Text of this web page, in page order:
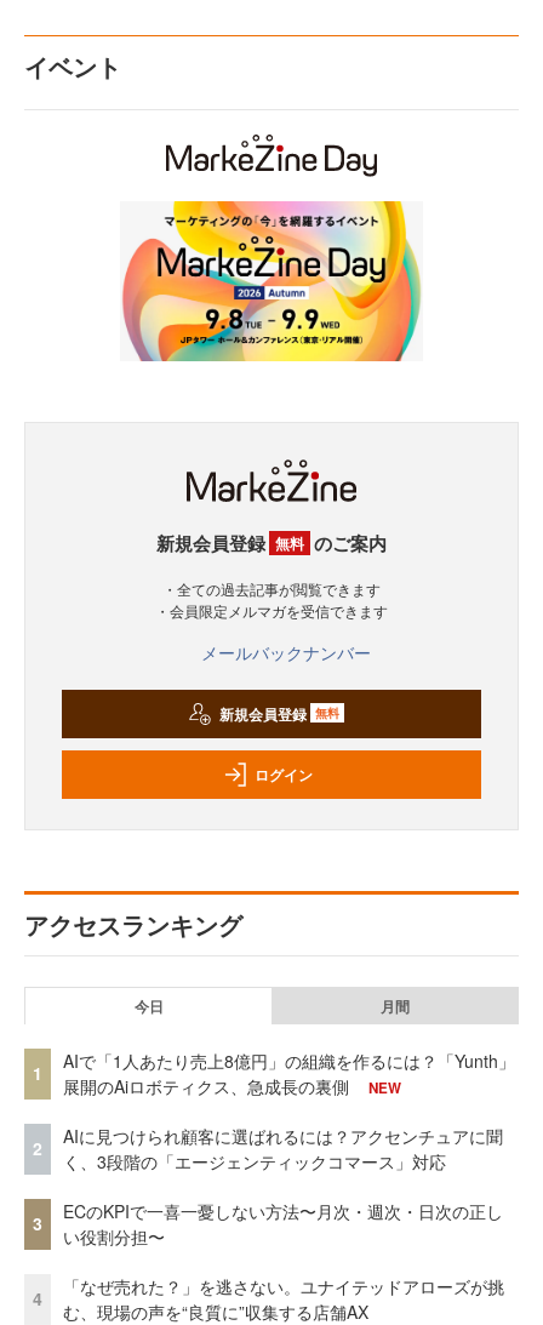
イベント
新規会員登録 無料 のご案内
・全ての過去記事が閲覧できます
・会員限定メルマガを受信できます
メールバックナンバー
新規会員登録 無料
ログイン
アクセスランキング
今日 月間
1
AIで「1人あたり売上8億円」の組織を作るには？「Yunth」
展開のAiロボティクス、急成長の裏側
NEW
2
AIに見つけられ顧客に選ばれるには？アクセンチュアに聞
く、3段階の「エージェンティックコマース」対応
3
ECのKPIで一喜一憂しない方法〜月次・週次・日次の正し
い役割分担〜
4
「なぜ売れた？」を逃さない。ユナイテッドアローズが挑
む、現場の声を“良質に”収集する店舗AX